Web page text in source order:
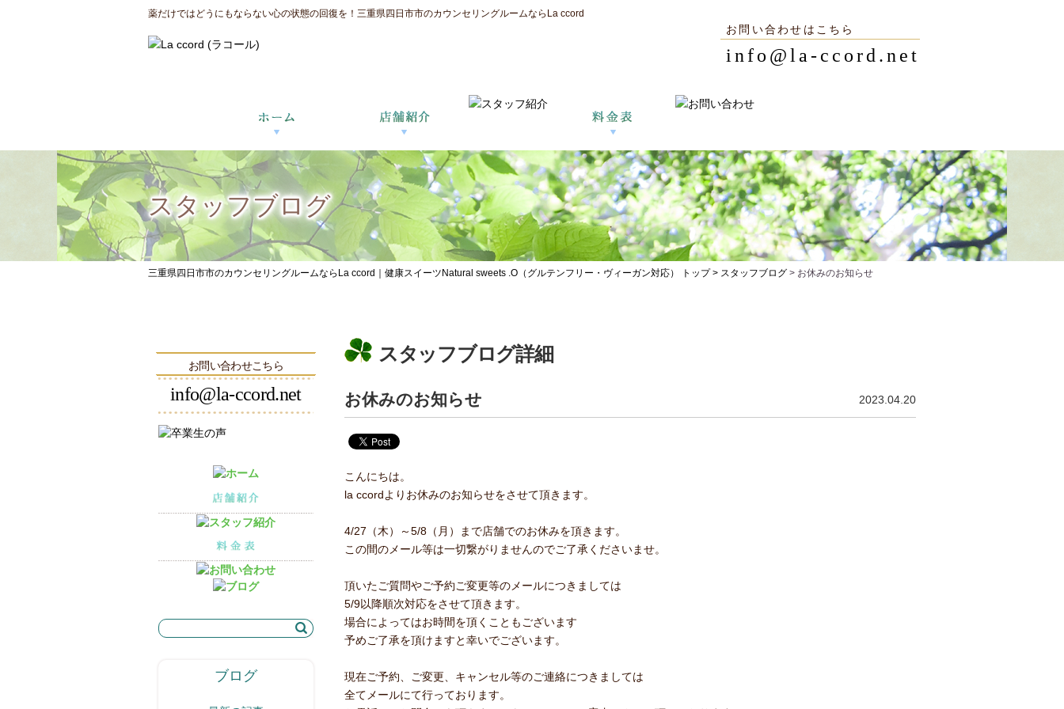
薬だけではどうにもならない心の状態の回復を！三重県四日市市のカウンセリングルームならLa ccord
お問い合わせはこちら
info@la-ccord.net
スタッフブログ
三重県四日市市のカウンセリングルームならLa ccord｜健康スイーツNatural sweets .O（グルテンフリー・ヴィーガン対応） トップ > スタッフブログ > お休みのお知らせ
スタッフブログ詳細
2023.04.20
お休みのお知らせ
こんにちは。
la ccordよりお休みのお知らせをさせて頂きます。
4/27（木）～5/8（月）まで店舗でのお休みを頂きます。
この間のメール等は一切繋がりませんのでご了承くださいませ。
頂いたご質問やご予約ご変更等のメールにつきましては
5/9以降順次対応をさせて頂きます。
場合によってはお時間を頂くこともございます
予めご了承を頂けますと幸いでございます。
現在ご予約、ご変更、キャンセル等のご連絡につきましては
全てメールにて行っております。
お問い合わせこちら
info@la-ccord.net
ブログ